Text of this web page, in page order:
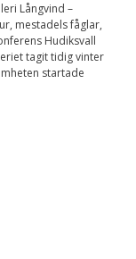
Långvind –
mestadels fåglar,
Hudiksvall
tagit tidig vinter
startade
går